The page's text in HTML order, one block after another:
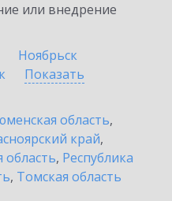
или внедрение
Ноябрьск
Показать
область,
край,
область, Республика
, Томская область